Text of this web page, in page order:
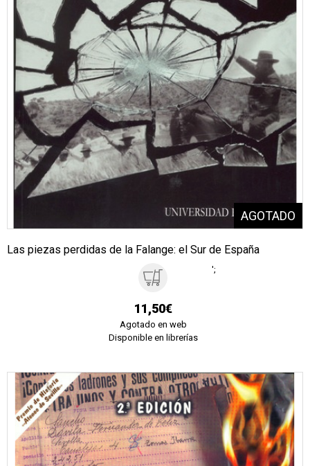
Las piezas perdidas de la Falange: el Sur de España
11,50€
Agotado en web
Disponible en librerías
';